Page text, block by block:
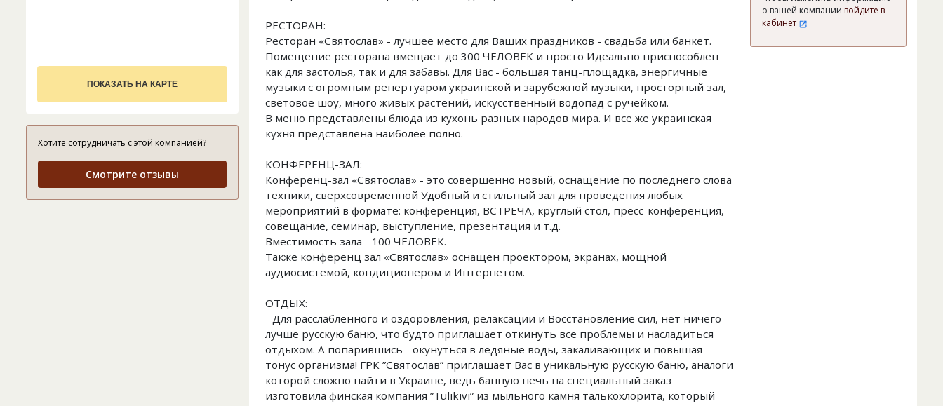
ПОКАЗАТЬ НА КАРТЕ
Хотите сотрудничать с этой компанией?
Смотрите отзывы
РЕСТОРАН:
Ресторан «Святослав» - лучшее место для Ваших праздников - свадьба или банкет.
Помещение ресторана вмещает до 300 ЧЕЛОВЕК и просто Идеально приспособлен
как для застолья, так и для забавы. Для Вас - большая танц-площадка, энергичные
музыки с огромным репертуаром украинской и зарубежной музыки, просторный зал,
световое шоу, много живых растений, искусственный водопад с ручейком.
В меню представлены блюда из кухонь разных народов мира. И все же украинская
кухня представлена наиболее полно.
КОНФЕРЕНЦ-ЗАЛ:
Конференц-зал «Святослав» - это совершенно новый, оснащение по последнего слова
техники, сверхсовременной Удобный и стильный зал для проведения любых
мероприятий в формате: конференция, ВСТРЕЧА, круглый стол, пресс-конференция,
совещание, семинар, выступление, презентация и т.д.
Вместимость зала - 100 ЧЕЛОВЕК.
Также конференц зал «Святослав» оснащен проектором, экранах, мощной
аудиосистемой, кондиционером и Интернетом.
ОТДЫХ:
- Для расслабленного и оздоровления, релаксации и Восстановление сил, нет ничего
лучше русскую баню, что будто приглашает откинуть все проблемы и насладиться
отдыхом. А попарившись - окунуться в ледяные воды, закаливающих и повышая
тонус организма! ГРК ”Святослав” приглашает Вас в уникальную русскую баню, аналоги
которой сложно найти в Украине, ведь банную печь на специальный заказ
изготовила финская компания ”Tulikivi” из мыльного камня талькохлорита, который
о вашей компании войдите в
кабинет